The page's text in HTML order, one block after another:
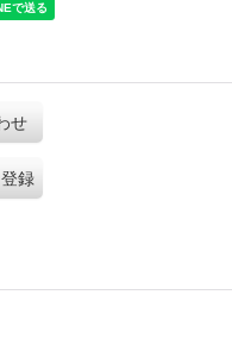
せ
録